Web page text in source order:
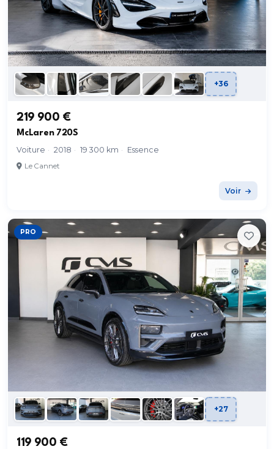
+36
219 900 €
McLaren 720S
Voiture · 2018 · 19 300 km · Essence
Le Cannet
Voir
PRO
+27
119 900 €